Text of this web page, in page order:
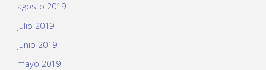
agosto 2019
julio 2019
junio 2019
mayo 2019